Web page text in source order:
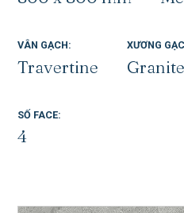
VÂN GẠCH:
Travertine
XƯƠNG
Granite
SỐ FACE:
4